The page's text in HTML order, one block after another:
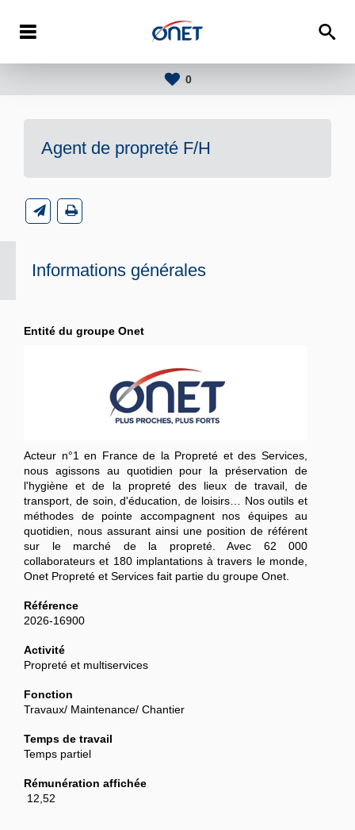
0
Agent de propreté F/H
Informations générales
Entité du groupe Onet
Acteur n°1 en France de la Propreté et des Services,
nous agissons au quotidien pour la préservation de
l'hygiène et de la propreté des lieux de travail, de
transport, de soin, d'éducation, de loisirs… Nos outils et
méthodes de pointe accompagnent nos équipes au
quotidien, nous assurant ainsi une position de référent
sur le marché de la propreté. Avec 62 000
collaborateurs et 180 implantations à travers le monde,
Onet Propreté et Services fait partie du groupe Onet.
Référence
2026-16900
Activité
Propreté et multiservices
Fonction
Travaux/ Maintenance/ Chantier
Temps de travail
Temps partiel
Rémunération affichée
‎ 12,52